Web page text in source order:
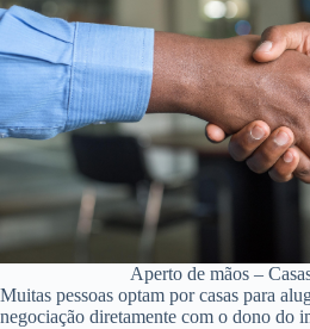
Aperto de mãos –
Muitas pessoas optam por casas para
negociação diretamente com o dono do